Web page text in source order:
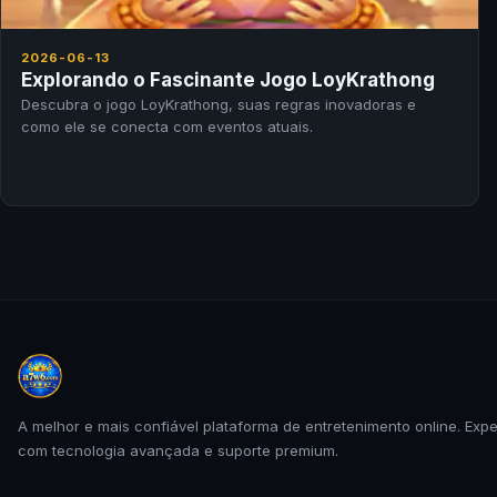
2026-06-13
Explorando o Fascinante Jogo LoyKrathong
Descubra o jogo LoyKrathong, suas regras inovadoras e
como ele se conecta com eventos atuais.
A melhor e mais confiável plataforma de entretenimento online.
com tecnologia avançada e suporte premium.